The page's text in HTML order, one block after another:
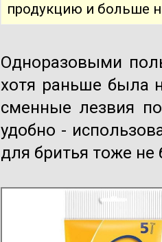
продукцию и больше
Одноразовыми
хотя раньше была
сменные лезвия
удобно -
для бритья тоже